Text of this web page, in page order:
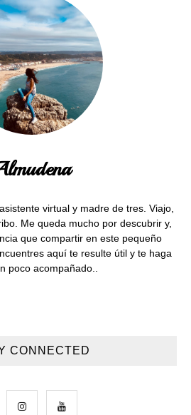
virtual y madre de tres. Viajo,
Me queda mucho por descubrir y,
que compartir en este pequeño
aquí te resulte útil y te haga
poco acompañado..
CONNECTED